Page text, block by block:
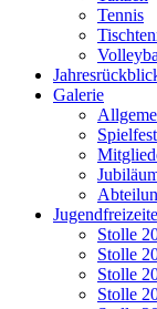
Tennis
Galerie
Stolle
Stolle
Stolle
Stolle